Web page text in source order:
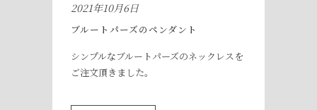
2021年10月6日
ブルートパーズのペンダント
シンプルなブルートパーズのネックレスを
ご注文頂きました。